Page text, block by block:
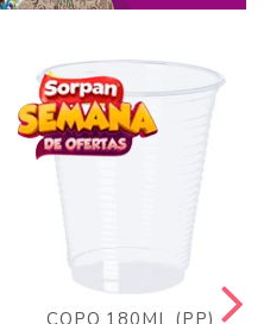
COPO 180ML (PP)